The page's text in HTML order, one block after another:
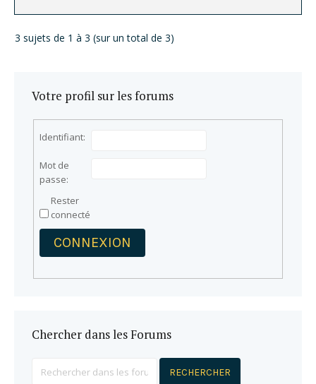
3 sujets de 1 à 3 (sur un total de 3)
Votre profil sur les forums
Identifiant:
Mot de
passe:
Rester
connecté
CONNEXION
Chercher dans les Forums